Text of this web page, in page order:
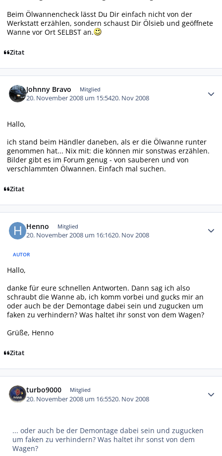
Beim Ölwannencheck lässt Du Dir einfach nicht von der
Werkstatt erzählen, sondern schaust Dir Ölsieb und geöffnete
Wanne vor Ort SELBST an.
Zitat
Johnny Bravo Mitglied
20. November 2008 um 15:5420. Nov 2008
Hallo,
ich stand beim Händler daneben, als er die Ölwanne runter
genommen hat... Nix mit: die können mir sonstwas erzählen.
Bilder gibt es im Forum genug - von sauberen und von
verschlammten Ölwannen. Einfach mal suchen.
Zitat
Henno Mitglied
20. November 2008 um 16:1620. Nov 2008
AUTOR
Hallo,
danke für eure schnellen Antworten. Dann sag ich also
schraubt die Wanne ab, ich komm vorbei und gucks mir an
oder auch be der Demontage dabei sein und zugucken um
faken zu verhindern? Was haltet ihr sonst von dem Wagen?
Grüße, Henno
Zitat
turbo9000 Mitglied
20. November 2008 um 16:5520. Nov 2008
... oder auch be der Demontage dabei sein und zugucken
um faken zu verhindern? Was haltet ihr sonst von dem
Wagen?